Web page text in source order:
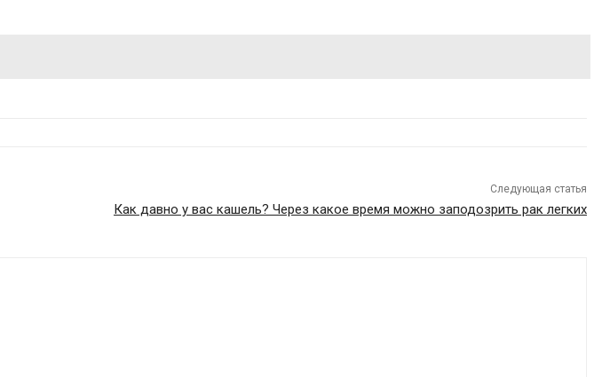
Следующая статья
Как давно у вас кашель? Через какое время можно заподозрить рак легких